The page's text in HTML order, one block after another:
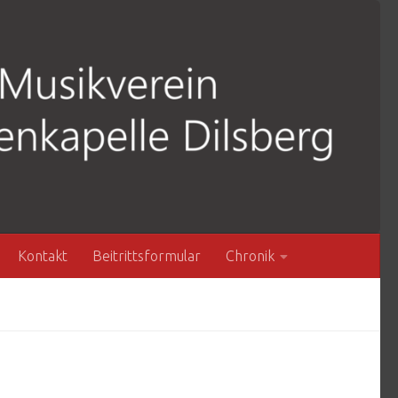
Kontakt Beitrittsformular Chronik